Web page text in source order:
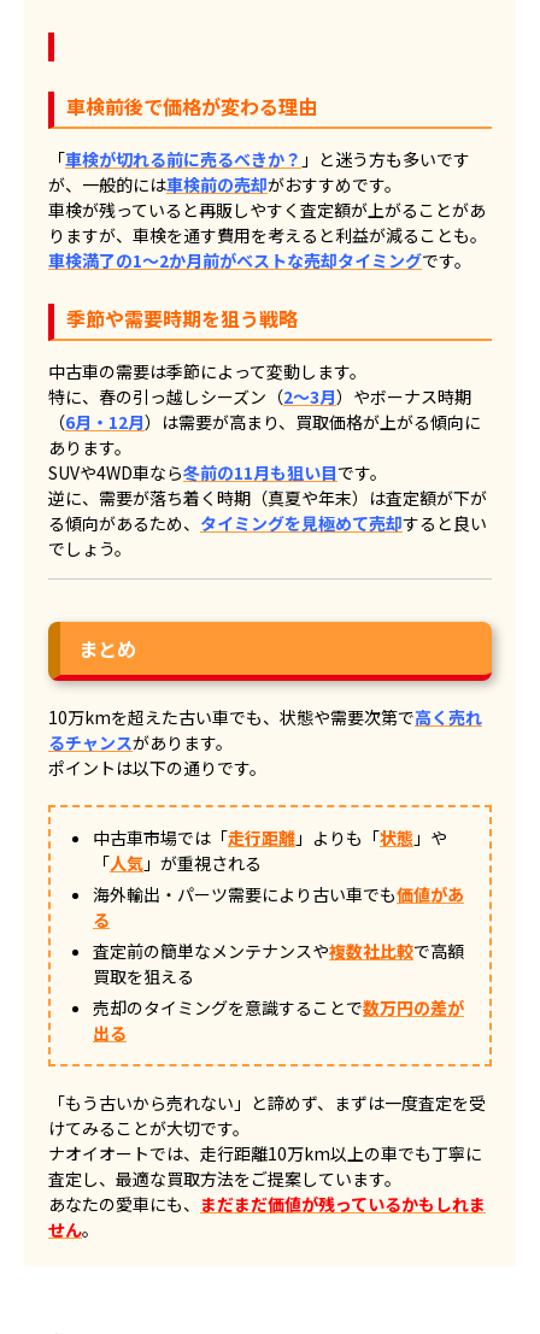
車検前後で価格が変わる理由
「車検が切れる前に売るべきか？ 」と迷う方も多いです
が、一般的には車検前の売却がおすすめです。
車検が残っていると再販しやすく査定額が上がることがあ
りますが、車検を通す費用を考えると利益が減ることも。
車検満了の1〜2か月前がベストな売却タイミングです。
季節や需要時期を狙う戦略
中古車の需要は季節によって変動します。
特に、春の引っ越しシーズン（2〜3月）やボーナス時期
（6月・12月）は需要が高まり、買取価格が上がる傾向に
あります。
SUVや4WD車なら冬前の11月も狙い目です。
逆に、需要が落ち着く時期（真夏や年末）は査定額が下が
る傾向があるため、 タイミングを見極めて売却すると良い
でしょう。
まとめ
10万kmを超えた古い車でも、状態や需要次第で高く売れ
るチャンスがあります。
ポイントは以下の通りです。
中古車市場では「走行距離 」よりも「状態 」や
「人気 」が重視される
海外輸出・パーツ需要により古い車でも価値があ
る
査定前の簡単なメンテナンスや複数社比較で高額
買取を狙える
売却のタイミングを意識することで数万円の差が
出る
「もう古いから売れない」と諦めず、まずは一度査定を受
けてみることが大切です。
ナオイオートでは、走行距離10万km以上の車でも丁寧に
査定し、最適な買取方法をご提案しています。
あなたの愛車にも、 まだまだ価値が残っているかもしれま
せん。